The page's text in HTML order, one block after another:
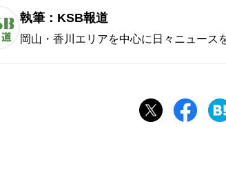
執筆：KSB報道
岡山・香川エリアを中心に日々ニュース